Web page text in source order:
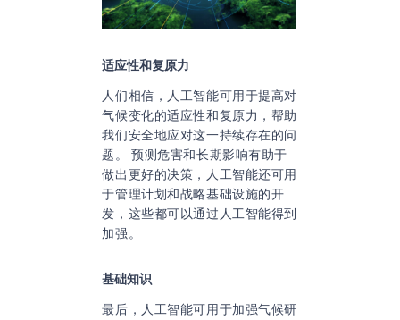
适应性和复原力
人们相信，人工智能可用于提高对
气候变化的适应性和复原力，帮助
我们安全地应对这一持续存在的问
题。 预测危害和长期影响有助于
做出更好的决策，人工智能还可用
于管理计划和战略基础设施的开
发，这些都可以通过人工智能得到
加强。
基础知识
最后，人工智能可用于加强气候研